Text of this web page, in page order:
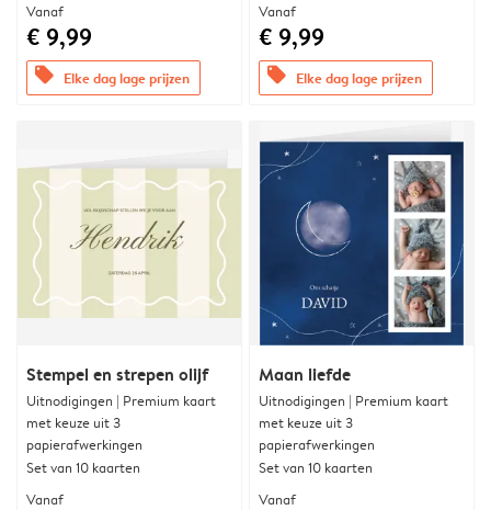
Vanaf
€ 9,99
offers Elke dag lage prijzen
Vanaf
€ 9,99
offers Elke dag lage prijzen
Stempel en strepen olijf
Uitnodigingen | Premium kaart
met keuze uit 3
papierafwerkingen
Set van 10 kaarten
Vanaf
Maan liefde
Uitnodigingen | Premium kaart
met keuze uit 3
papierafwerkingen
Set van 10 kaarten
Vanaf